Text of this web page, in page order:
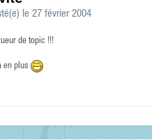
le 27 février 2004
de topic !!!
en plus